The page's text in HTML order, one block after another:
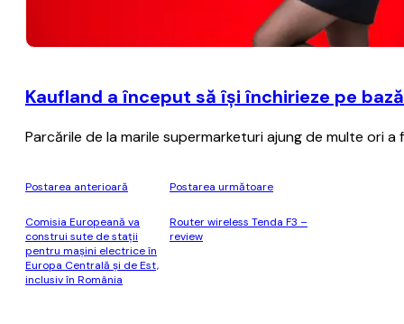
Kaufland a început să îşi închirieze pe
Parcările de la marile supermarketuri ajung de multe ori
Postarea anterioară
Comisia Europeană va
construi sute de staţii
pentru maşini electrice în
Europa Centrală şi de Est,
inclusiv în România
Postarea următoare
Router wireless Tenda F3 –
review